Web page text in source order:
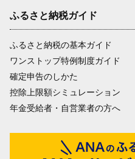
ふるさと納税ガイド
ふるさと納税の基本ガイド
ワンストップ特例制度ガイド
確定申告のしかた
控除上限額シミュレーション
年金受給者・自営業者の方へ